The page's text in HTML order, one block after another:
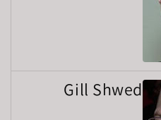
Gill Shwed